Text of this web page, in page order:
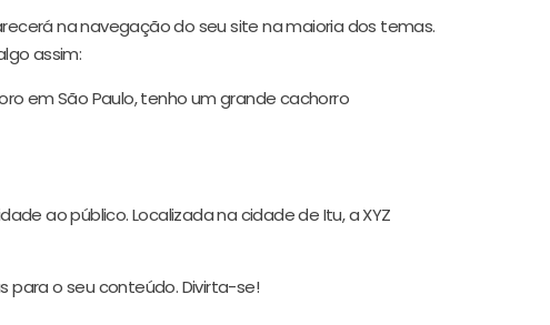
na navegação do seu site na maioria dos temas.
assim:
em São Paulo, tenho um grande cachorro
ao público. Localizada na cidade de Itu, a XYZ
para o seu conteúdo. Divirta-se!